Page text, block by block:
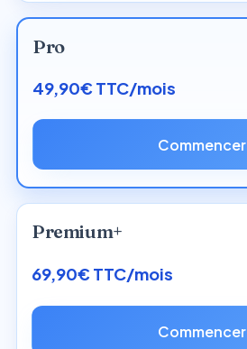
Pro
49,90€ TTC/mois
Commencer
Premium+
69,90€ TTC/mois
Commencer